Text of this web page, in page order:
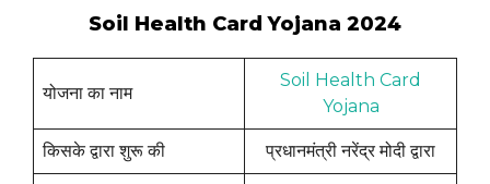
Soil Health Card Yojana 2024
योजना का नाम
Soil Health Card
Yojana
किसके द्वारा शुरू की प्रधानमंत्री नरेंद्र मोदी द्वारा